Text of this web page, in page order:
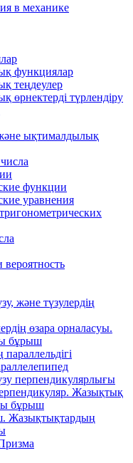
в механике
функциялар
теңдеулер
өрнектерді түрлендіру
ықтималдылық
функции
уравнения
және түзулердің
өзара орналасуы.
бұрыш
перпендикулярлығы
Жазықтық
бұрыш
Жазықтықтардың